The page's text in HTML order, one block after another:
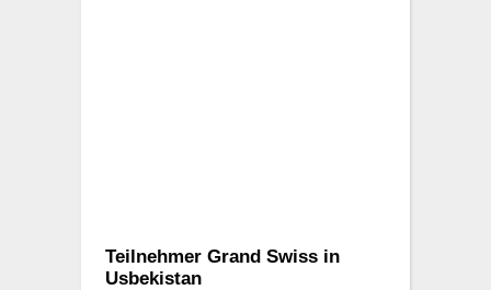
Teilnehmer Grand Swiss in
Usbekistan